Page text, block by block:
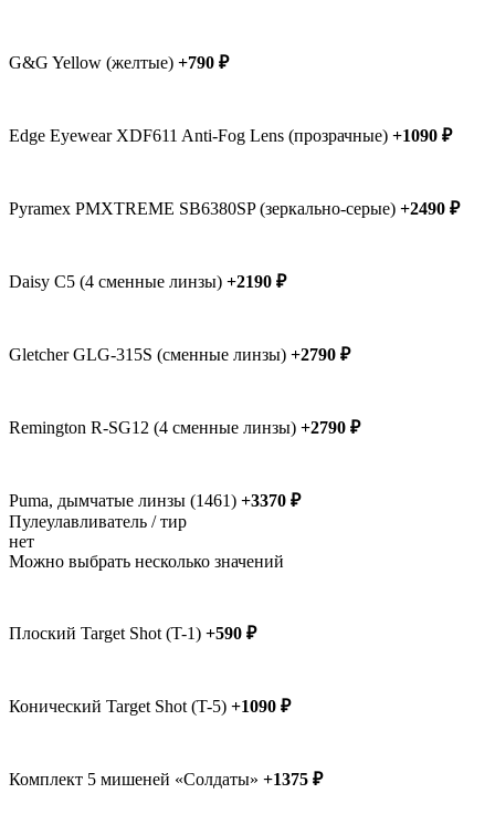
G&G Yellow (желтые) +790 ₽
Edge Eyewear XDF611 Anti-Fog Lens (прозрачные) +1090 ₽
Pyramex PMXTREME SB6380SP (зеркально-серые) +2490 ₽
Daisy C5 (4 сменные линзы) +2190 ₽
Gletcher GLG-315S (сменные линзы) +2790 ₽
Remington R-SG12 (4 сменные линзы) +2790 ₽
Puma, дымчатые линзы (1461) +3370 ₽
Пулеулавливатель / тир
нет
Можно выбрать несколько значений
Плоский Target Shot (T-1) +590 ₽
Конический Target Shot (T-5) +1090 ₽
Комплект 5 мишеней «Солдаты» +1375 ₽